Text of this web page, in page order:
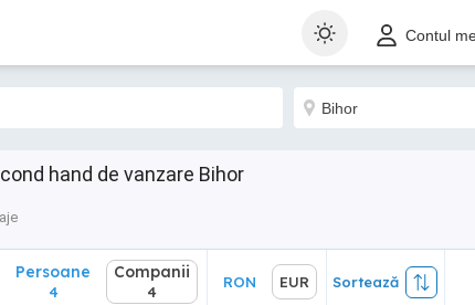
Contul
hand de vanzare Bihor
Sortează
Persoane
4
Companii
4
RON EUR Sortează